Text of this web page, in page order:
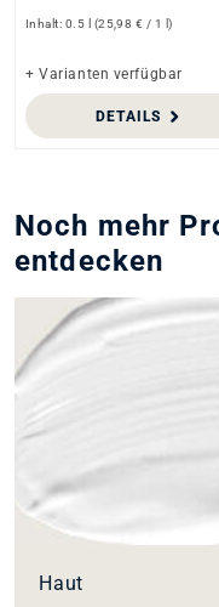
Inhalt: 0.5 l (25,98 € / 1 l)
+ Varianten verfügbar
DETAILS
Noch mehr
entdecken
Haut